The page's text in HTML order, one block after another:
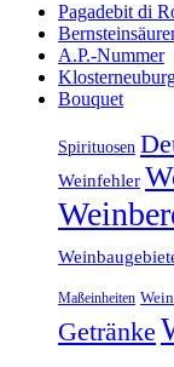
Pagadebit di
A.P.-Nummer
Bouquet
Spirituosen
Weinfehler
Maßeinheiten
Getränke